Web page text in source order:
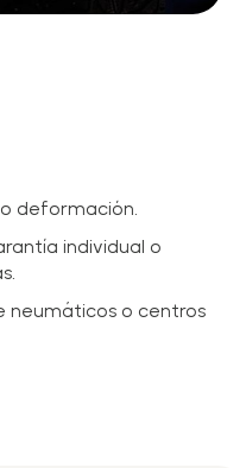
deformación.
individual o
neumáticos o centros